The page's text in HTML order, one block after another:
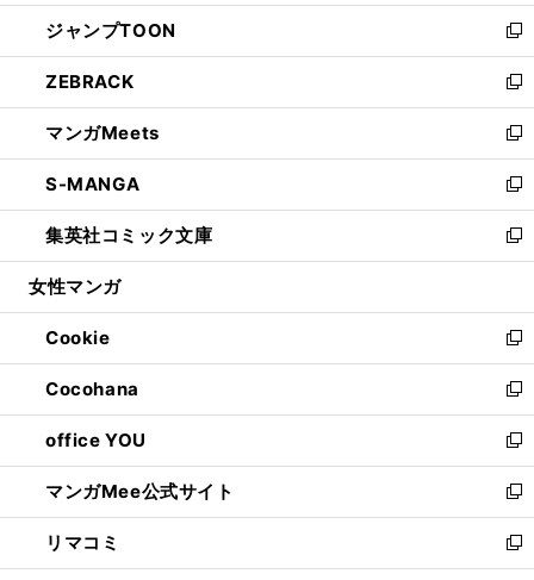
開
く
ウ
で
開
く
ン
ド
ウ
で
開
く
ウ
ィ
ン
ド
ウ
で
開
く
し
い
ウ
ィ
ン
ド
ウ
で
開
く
ジャンプTOON
新
し
い
ウ
ィ
ン
ド
ウ
で
開
ZEBRACK
新
し
い
ウ
ィ
ン
ド
ウ
開
く
マンガMeets
新
し
い
ウ
ィ
ン
ウ
で
開
く
S-MANGA
新
し
い
ウ
ン
ド
ウ
で
開
く
集英社コミック文庫
新
し
ウ
ィ
ン
ド
ウ
で
開
く
女性マンガ
Cookie
新
し
い
ウ
ィ
ン
ド
ウ
で
開
Cocohana
新
し
い
ウ
ィ
ン
ド
ウ
office YOU
新
し
い
ウ
ィ
ン
マンガMee公式サイト
新
し
い
ウ
リマコミ
新
し